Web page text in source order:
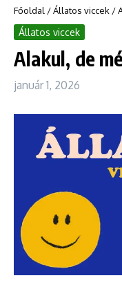
Főoldal /Állatos viccek /
Állatos viccek
Alakul, de
január 1, 2026